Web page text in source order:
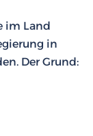
im Land
in
Der Grund: